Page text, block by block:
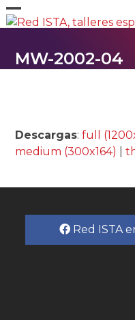
Skip
toOpen
menu
Close
menu
MW-2002-04
Descargas:full
medium (300x164)
|
Red ISTA